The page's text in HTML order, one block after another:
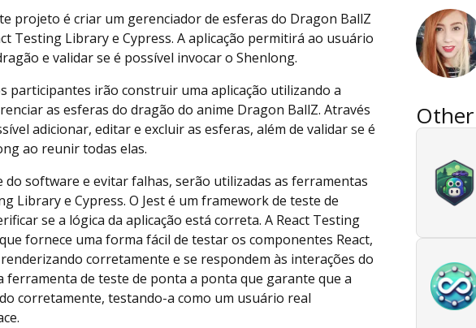
projeto é criar um gerenciador de esferas do Dragon BallZ
Testing Library e Cypress. A aplicação permitirá ao usuário
e validar se é possível invocar o Shenlong.
participantes irão construir uma aplicação utilizando a
as esferas do dragão do anime Dragon BallZ. Através
adicionar, editar e excluir as esferas, além de validar se é
ao reunir todas elas.
do software e evitar falhas, serão utilizadas as ferramentas
Library e Cypress. O Jest é um framework de teste de
se a lógica da aplicação está correta. A React Testing
fornece uma forma fácil de testar os componentes React,
corretamente e se respondem às interações do
ferramenta de teste de ponta a ponta que garante que a
corretamente, testando-a como um usuário real